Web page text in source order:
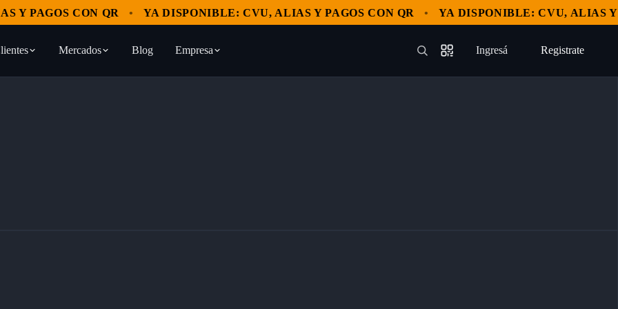
PAGOS CON QR YA DISPONIBLE: CVU, ALIAS Y PAGOS CON QR YA DISPONIBLE: CVU, ALIAS Y
Mercados Blog Empresa Ingresá Registrate